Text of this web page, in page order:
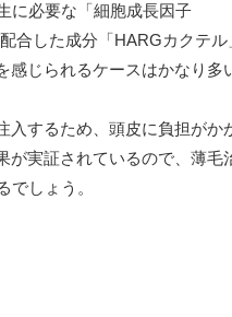
に必要な「細胞成長因子
合した成分「HARGカクテル
感じられるケースはかなり多
入するため、頭皮に負担がか
が実証されているので、薄毛
しょう。